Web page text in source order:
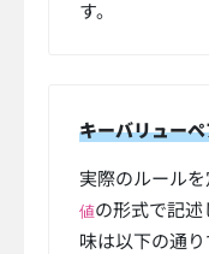
す。
キーバリュー
実際のルール
値の形式で記述
味は以下の通り